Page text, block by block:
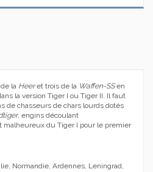
la Heeret trois de la Waffen-SSen
la version Tiger I ou Tiger II. Il faut
de chasseurs de chars lourds dotés
, engins découlant
malheureux du Tiger I pour le premier
Normandie, Ardennes, Leningrad,